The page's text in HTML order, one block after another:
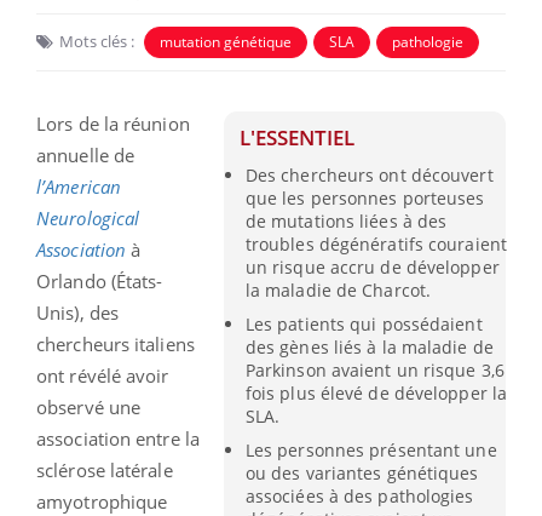
Mots clés : mutation génétique SLA pathologie
L'ESSENTIEL
Des chercheurs ont découvert
que les personnes porteuses
de mutations liées à des
troubles dégénératifs couraient
un risque accru de développer
la maladie de Charcot.
Les patients qui possédaient
des gènes liés à la maladie de
Parkinson avaient un risque 3,6
fois plus élevé de développer la
SLA.
Les personnes présentant une
ou des variantes génétiques
associées à des pathologies
Lors de la réunion
annuelle de
l’American
Neurological
Association à
Orlando (États-
Unis), des
chercheurs italiens
ont révélé avoir
observé une
association entre la
sclérose latérale
amyotrophique